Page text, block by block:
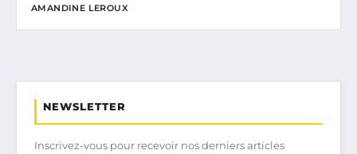
AMANDINE LEROUX
NEWSLETTER
Inscrivez-vous pour recevoir nos derniers articles